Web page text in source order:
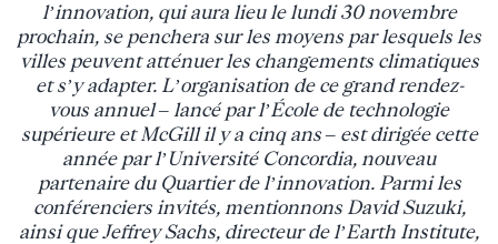
l’innovation, qui aura lieu le lundi 30 novembre
prochain, se penchera sur les moyens par lesquels les
villes peuvent atténuer les changements climatiques
et s’y adapter. L’organisation de ce grand rendez-
vous annuel – lancé par l’École de technologie
supérieure et McGill il y a cinq ans – est dirigée cette
année par l’Université Concordia, nouveau
partenaire du Quartier de l’innovation. Parmi les
conférenciers invités, mentionnons David Suzuki,
ainsi que Jeffrey Sachs, directeur de l’Earth Institute,